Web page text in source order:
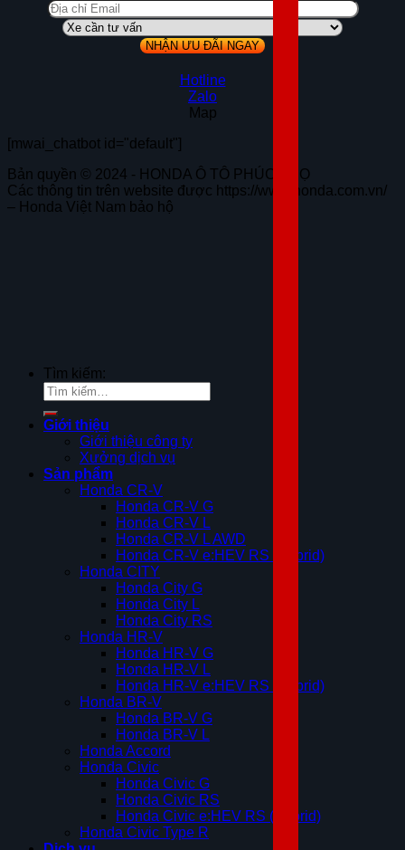
Hotline
Zalo
Map
[mwai_chatbot id="default"]
Bản quyền © 2024 - HONDA Ô TÔ PHÚC THỌ
Các thông tin trên website được https://www.honda.com.vn/
– Honda Việt Nam bảo hộ
Tìm kiếm:
Giới thiệu
Giới thiệu công ty
Xưởng dịch vụ
Sản phẩm
Honda CR-V
Honda CR-V G
Honda CR-V L
Honda CR-V L AWD
Honda CR-V e:HEV RS (Hybrid)
Honda CITY
Honda City G
Honda City L
Honda City RS
Honda HR-V
Honda HR-V G
Honda HR-V L
Honda HR-V e:HEV RS (Hybrid)
Honda BR-V
Honda BR-V G
Honda BR-V L
Honda Accord
Honda Civic
Honda Civic G
Honda Civic RS
Honda Civic e:HEV RS (Hybrid)
Honda Civic Type R